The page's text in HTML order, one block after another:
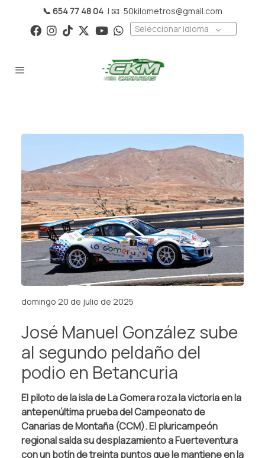
📞 654 77 48 04 | 📧 50kilometros@gmail.com
Seleccionar idioma
domingo 20 de julio de 2025
José Manuel González sube
al segundo peldaño del
podio en Betancuria
El piloto de la isla de La Gomera roza la victoria en la
antepenúltima prueba del Campeonato de
Canarias de Montaña (CCM). El pluricampeón
regional salda su desplazamiento a Fuerteventura
con un botín de treinta puntos que le mantiene en la